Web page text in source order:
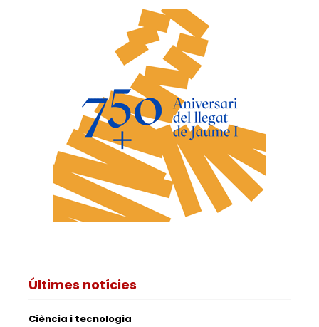
Últimes notícies
Ciència i tecnologia